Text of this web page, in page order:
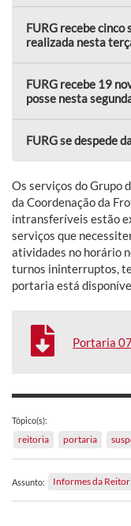
FURG recebe
realizada nesta
FURG recebe 19
posse nesta
FURG se despede
Os serviços do Grupo
da Coordenação da
intransferíveis estão
serviços que
atividades no horário
turnos ininterruptos,
portaria está
Portaria
Tópico(s):
reitoria portaria
Assunto: Informes da